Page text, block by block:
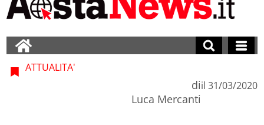
ATTUALITA'
di
Luca Mercanti
il 31/03/2020